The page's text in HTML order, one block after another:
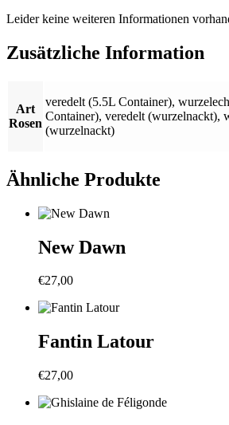
Leider keine weiteren Informationen
Zusätzliche Information
Art
Rosen
veredelt (5.5L Container),
Container), veredelt (wurzelnackt),
(wurzelnackt)
Ähnliche Produkte
New Dawn
€27,00
Fantin Latour
€27,00